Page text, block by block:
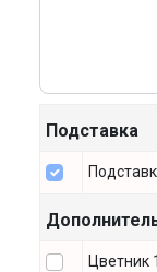
Подставка
Цветник